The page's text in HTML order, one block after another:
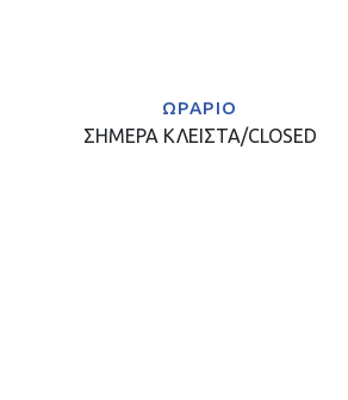
ΩΡΑΡΙΟ
ΣΗΜΕΡΑ ΚΛΕΙΣΤΑ/CLOSED